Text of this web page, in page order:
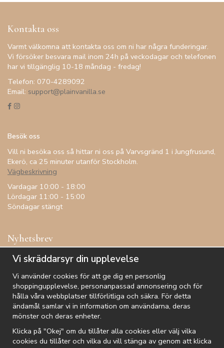
Kontakta oss
Varmt välkomna att kontakta oss om ni har några funderingar.
Vi försöker besvara mail inom 24h på veckodagar och telefonen
har vi tillgänglig 10-18 måndag - fredag!
Telefon: 070-4289092
Email: support@plainvanilla.se
Besök oss
Vill ni besöka oss så hittar ni oss på Varvsgränd 1 i Jungfrusund,
Ekerö, ca 25 minuter utanför Stockholm.
Vägbeskrivning
Vardagar 10:00 - 18:00
Lördagar 11:00 - 15:00
Söndagar stängt
Nyhetsbrev
Få inspiration, förtur till kampanjer, specialerbjudanden och
De uppgifter du matar in kommer endast användas till våra nyhetsbrev.
Vi skräddarsyr din upplevelse
Vi använder cookies för att ge dig en personlig
shoppingupplevelse, personanpassad annonsering och för
hålla våra webbplatser tillförlitliga och säkra. För detta
ändamål samlar vi in information om användarna, deras
mönster och deras enheter.
Klicka på "Okej" om du tillåter alla cookies eller välj vilka
cookies du tillåter och vilka du vill stänga av genom att klicka